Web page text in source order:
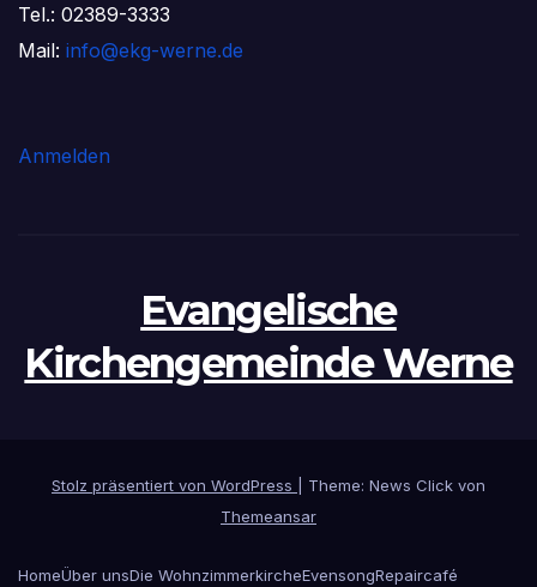
Tel.: 02389-3333
Mail: info@ekg-werne.de
Anmelden
Evangelische
Kirchengemeinde Werne
Stolz präsentiert von WordPress
Theme: News Click von
Themeansar
HomeÜber unsDie WohnzimmerkircheEvensongRepaircafé